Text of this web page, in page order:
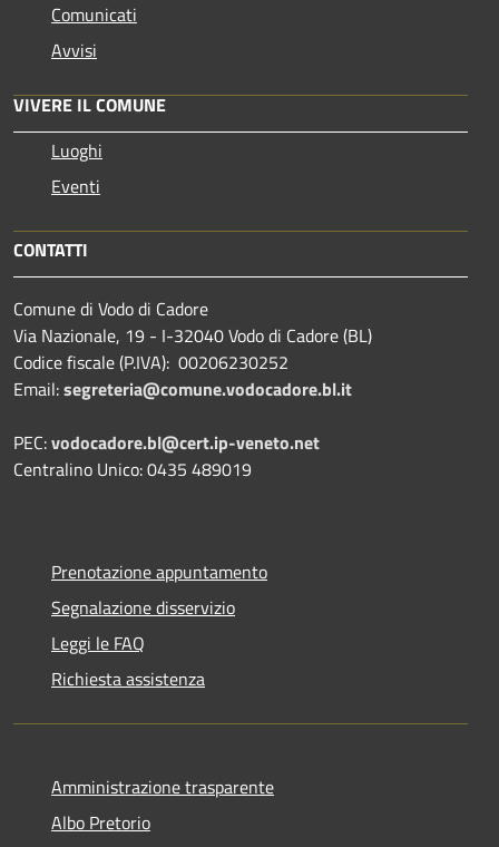
Comunicati
Avvisi
VIVERE IL COMUNE
Luoghi
Eventi
CONTATTI
Comune di Vodo di Cadore
Via Nazionale, 19 - I-32040 Vodo di Cadore (BL)
Codice fiscale (P.IVA): 00206230252
Email:segreteria@comune.vodocadore.bl.it
PEC:vodocadore.bl@cert.ip-veneto.net
Centralino Unico: 0435 489019
Prenotazione appuntamento
Segnalazione disservizio
Leggi le FAQ
Richiesta assistenza
Amministrazione trasparente
Albo Pretorio